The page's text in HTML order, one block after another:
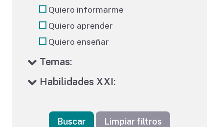
Quiero informarme
Quiero aprender
Quiero enseñar
Temas:
Habilidades XXI:
Buscar Limpiar filtros